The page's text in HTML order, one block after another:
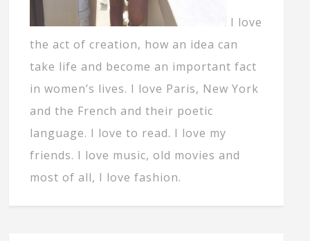
I love
the act of creation, how an idea can
take life and become an important fact
in women’s lives. I love Paris, New York
and the French and their poetic
language. I love to read. I love my
friends. I love music, old movies and
most of all, I love fashion.